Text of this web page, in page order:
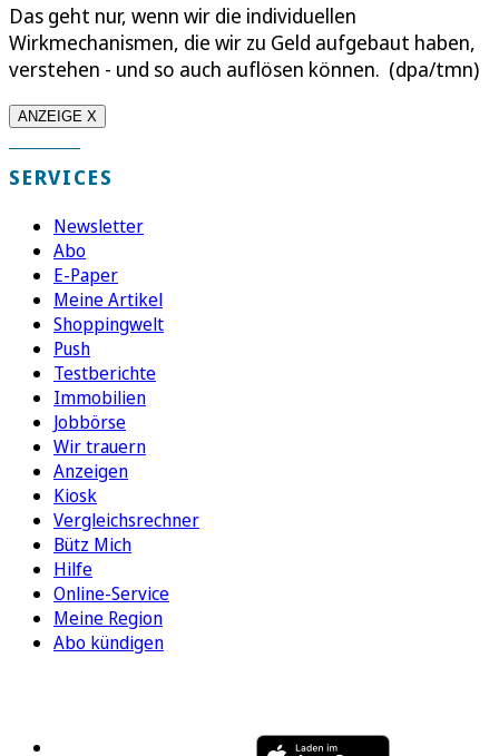
Das geht nur, wenn wir die individuellen
Wirkmechanismen, die wir zu Geld aufgebaut haben,
verstehen - und so auch auflösen können. (dpa/tmn)
ANZEIGE X
SERVICES
Newsletter
Abo
E-Paper
Meine Artikel
Shoppingwelt
Push
Testberichte
Immobilien
Jobbörse
Wir trauern
Anzeigen
Kiosk
Vergleichsrechner
Bütz Mich
Hilfe
Online-Service
Meine Region
Abo kündigen